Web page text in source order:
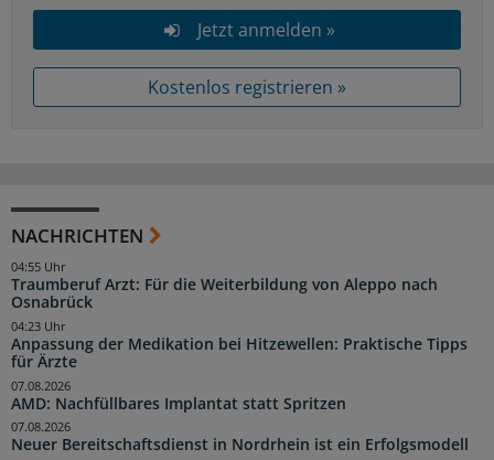
Jetzt anmelden »
Kostenlos registrieren »
NACHRICHTEN
Traumberuf Arzt: Für die Weiterbildung von Aleppo nach
Osnabrück
04:55 Uhr
Anpassung der Medikation bei Hitzewellen: Praktische Tipps
für Ärzte
04:23 Uhr
AMD: Nachfüllbares Implantat statt Spritzen
07.08.2026
Neuer Bereitschaftsdienst in Nordrhein ist ein Erfolgsmodell
07.08.2026